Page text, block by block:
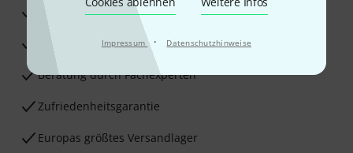
Impressum · Datenschutzhinweise
30 Tage Money-Back-Garantie
Reparaturservice
Beratung durch Fachexperten
Zufriedenheitsgarantie
Europas größtes Versandlager